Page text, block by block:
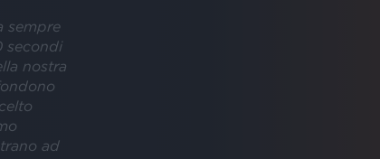
sempre
secondi
nostra
ad